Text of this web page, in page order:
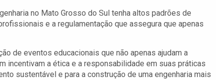
no Mato Grosso do Sul tenha altos padrões de
e a regulamentação que assegura que apenas
de eventos educacionais que não apenas ajudam a
incentivam a ética e a responsabilidade em suas práticas
sustentável e para a construção de uma engenharia mais